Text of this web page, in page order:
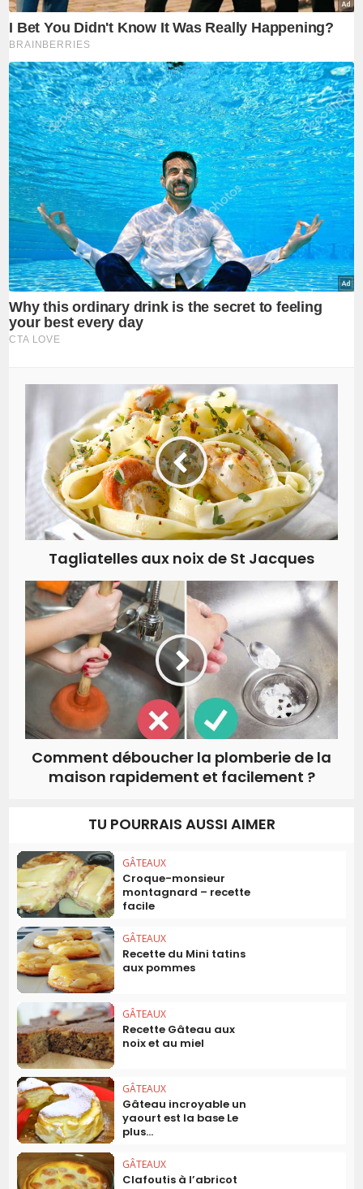
Tagliatelles aux noix de St Jacques
Comment déboucher la plomberie de la
maison rapidement et facilement ?
TU POURRAIS AUSSI AIMER
GÂTEAUX
Croque-monsieur
montagnard – recette
facile
GÂTEAUX
Recette du Mini tatins
aux pommes
GÂTEAUX
Recette Gâteau aux
noix et au miel
GÂTEAUX
Gâteau incroyable un
yaourt est la base Le
plus...
GÂTEAUX
Clafoutis à l’abricot